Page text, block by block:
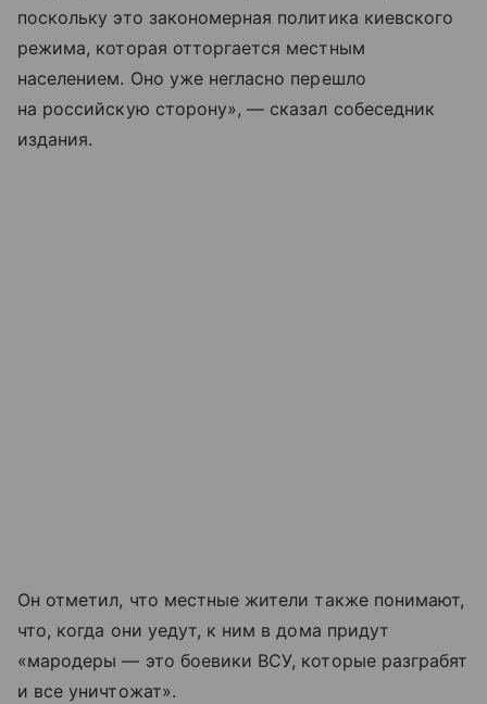
поскольку это закономерная политика киевского
режима, которая отторгается местным
населением. Оно уже негласно перешло
на российскую сторону», — сказал собеседник
издания.
Он отметил, что местные жители также понимают,
что, когда они уедут, к ним в дома придут
«мародеры — это боевики ВСУ, которые разграбят
и все уничтожат».